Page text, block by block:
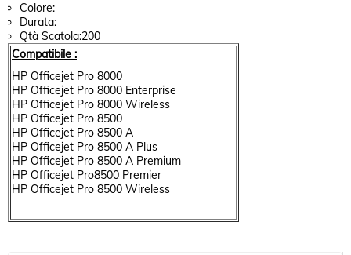
Colore:
Durata:
Qtà Scatola:200
Compatibile :
HP Officejet Pro 8000
HP Officejet Pro 8000 Enterprise
HP Officejet Pro 8000 Wireless
HP Officejet Pro 8500
HP Officejet Pro 8500 A
HP Officejet Pro 8500 A Plus
HP Officejet Pro 8500 A Premium
HP Officejet Pro8500 Premier
HP Officejet Pro 8500 Wireless